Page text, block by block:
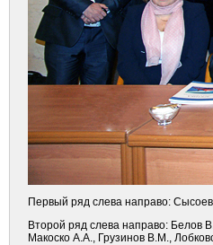
Первый ряд слева направо:
Второй ряд слева направо: Белов
Макоско А.А., Грузинов В.М.,